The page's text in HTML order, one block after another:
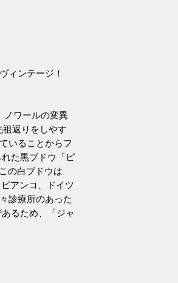
ィンテージ！
ノワールの変異
返りをしやす
いることからフ
た黒ブドウ「ピ
の白ブドウは
アンコ、ドイツ
診療所のあった
るため、「ジャ